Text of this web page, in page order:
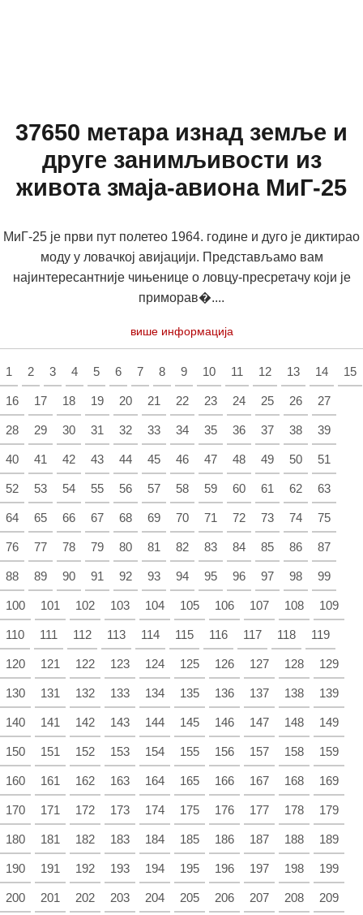
37650 метара изнад земље и
друге занимљивости из
живота змаја-авиона МиГ-25
МиГ-25 је први пут полетео 1964. године и дуго је диктирао
моду у ловачкој авијацији. Представљамо вам
најинтересантније чињенице о ловцу-пресретачу који је
приморав�....
више информација
1 2 3 4 5 6 7 8 9 10 11 12 13 14 15
16 17 18 19 20 21 22 23 24 25 26 27
28 29 30 31 32 33 34 35 36 37 38 39
40 41 42 43 44 45 46 47 48 49 50 51
52 53 54 55 56 57 58 59 60 61 62 63
64 65 66 67 68 69 70 71 72 73 74 75
76 77 78 79 80 81 82 83 84 85 86 87
88 89 90 91 92 93 94 95 96 97 98 99
100 101 102 103 104 105 106 107 108 109
110 111 112 113 114 115 116 117 118 119
120 121 122 123 124 125 126 127 128 129
130 131 132 133 134 135 136 137 138 139
140 141 142 143 144 145 146 147 148 149
150 151 152 153 154 155 156 157 158 159
160 161 162 163 164 165 166 167 168 169
170 171 172 173 174 175 176 177 178 179
180 181 182 183 184 185 186 187 188 189
190 191 192 193 194 195 196 197 198 199
200 201 202 203 204 205 206 207 208 209